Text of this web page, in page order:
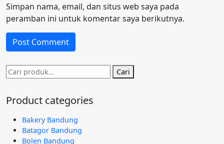
Simpan nama, email, dan situs web saya pada
peramban ini untuk komentar saya berikutnya.
Pencarian
untuk:
Cari
Product categories
Bakery Bandung
Batagor Bandung
Bolen Bandung